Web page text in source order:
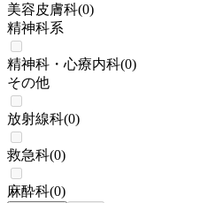
美容皮膚科(0)
精神科系
精神科・心療内科(0)
その他
放射線科(0)
救急科(0)
麻酔科(0)